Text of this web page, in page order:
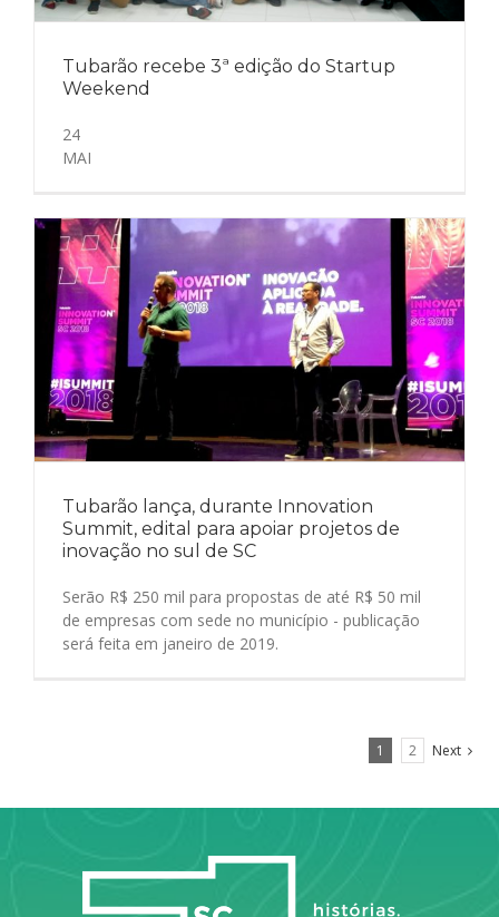
Tubarão recebe 3ª edição do Startup
Weekend
24
MAI
Tubarão lança, durante Innovation
Summit, edital para apoiar projetos de
inovação no sul de SC
Serão R$ 250 mil para propostas de até R$ 50 mil
de empresas com sede no município - publicação
será feita em janeiro de 2019.
1 2 Next